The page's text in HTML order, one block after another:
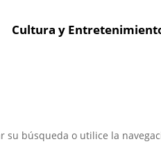
Cultura y
búsqueda o utilice la